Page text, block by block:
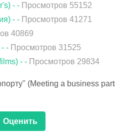
- - Просмотров 55152
- - Просмотров 41271
40869
- Просмотров 31525
- - Просмотров 29834
(Meeting a business